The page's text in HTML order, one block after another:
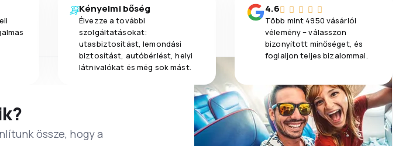
Kényelmi bőség
Élvezze a további
szolgáltatásokat:
utasbiztosítást, lemondási
biztosítást, autóbérlést, helyi
látnivalókat és még sok mást.
4.6
Több mint 4950 vásárlói
vélemény – válasszon
bizonyított minőséget, és
foglaljon teljes bizalommal.
össze, hogy a